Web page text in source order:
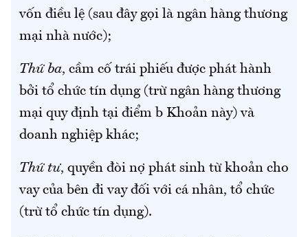
vốn điều lệ (sau đây gọi là ngân hàng thương
mại nhà nước);
Thứ ba, cầm cố trái phiếu được phát hành
bởi tổ chức tín dụng (trừ ngân hàng thương
mại quy định tại điểm b Khoản này) và
doanh nghiệp khác;
Thứ tư, quyền đòi nợ phát sinh từ khoản cho
vay của bên đi vay đối với cá nhân, tổ chức
(trừ tổ chức tín dụng).